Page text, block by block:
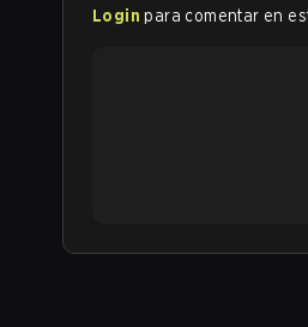
Login para comentar en